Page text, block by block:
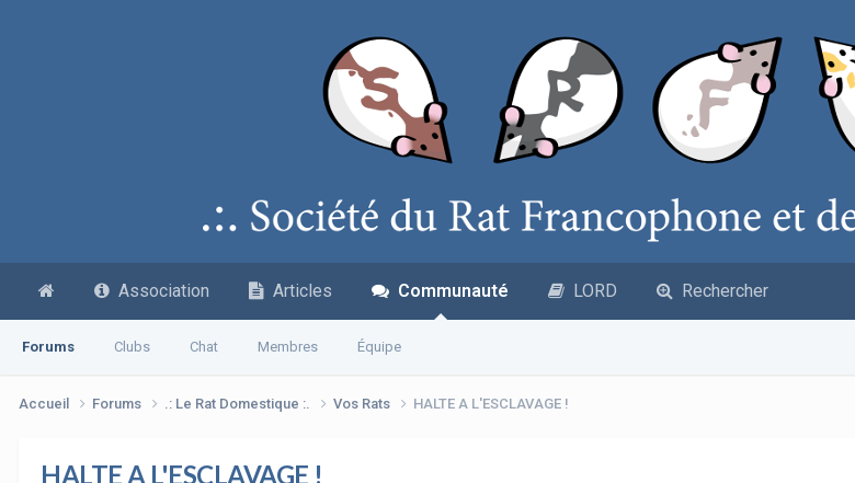
Association Articles Communauté
Forums Clubs Chat Membres Équipe
LORD Rechercher
Accueil Forums .: Le Rat Domestique :. Vos Rats HALTE A L'ESCLAVAGE !
HALTE A L'ESCLAVAGE !